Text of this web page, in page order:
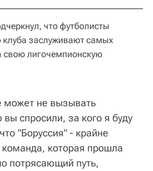
что футболисты
клуба заслуживают самых
свою лигочемпионскую
может не вызывать
спросили, за кого я буду
"Боруссия" - крайне
которая прошла
потрясающий путь,